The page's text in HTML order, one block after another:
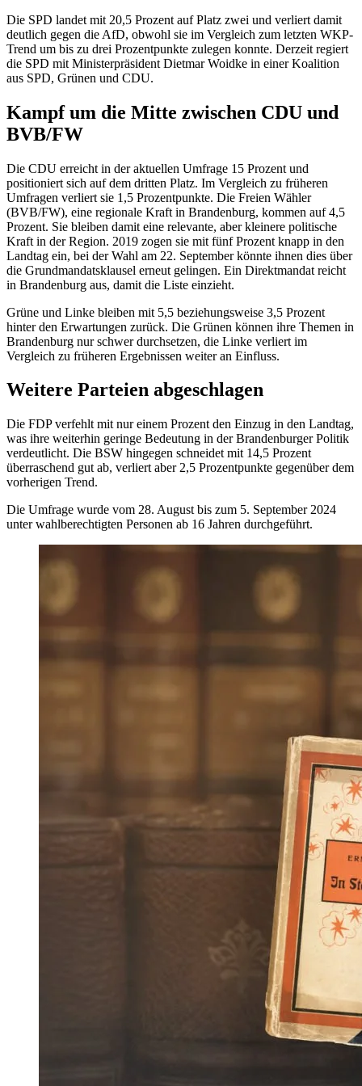
Die SPD landet mit 20,5 Prozent auf Platz zwei und verliert damit
deutlich gegen die AfD, obwohl sie im Vergleich zum letzten WKP-
Trend um bis zu drei Prozentpunkte zulegen konnte. Derzeit regiert
die SPD mit Ministerpräsident Dietmar Woidke in einer Koalition
aus SPD, Grünen und CDU.
Kampf um die Mitte zwischen CDU und
BVB/FW
Die CDU erreicht in der aktuellen Umfrage 15 Prozent und
positioniert sich auf dem dritten Platz. Im Vergleich zu früheren
Umfragen verliert sie 1,5 Prozentpunkte. Die Freien Wähler
(BVB/FW), eine regionale Kraft in Brandenburg, kommen auf 4,5
Prozent. Sie bleiben damit eine relevante, aber kleinere politische
Kraft in der Region. 2019 zogen sie mit fünf Prozent knapp in den
Landtag ein, bei der Wahl am 22. September könnte ihnen dies über
die Grundmandatsklausel erneut gelingen. Ein Direktmandat reicht
in Brandenburg aus, damit die Liste einzieht.
Grüne und Linke bleiben mit 5,5 beziehungsweise 3,5 Prozent
hinter den Erwartungen zurück. Die Grünen können ihre Themen in
Brandenburg nur schwer durchsetzen, die Linke verliert im
Vergleich zu früheren Ergebnissen weiter an Einfluss.
Weitere Parteien abgeschlagen
Die FDP verfehlt mit nur einem Prozent den Einzug in den Landtag,
was ihre weiterhin geringe Bedeutung in der Brandenburger Politik
verdeutlicht. Die BSW hingegen schneidet mit 14,5 Prozent
überraschend gut ab, verliert aber 2,5 Prozentpunkte gegenüber dem
vorherigen Trend.
Die Umfrage wurde vom 28. August bis zum 5. September 2024
unter wahlberechtigten Personen ab 16 Jahren durchgeführt.